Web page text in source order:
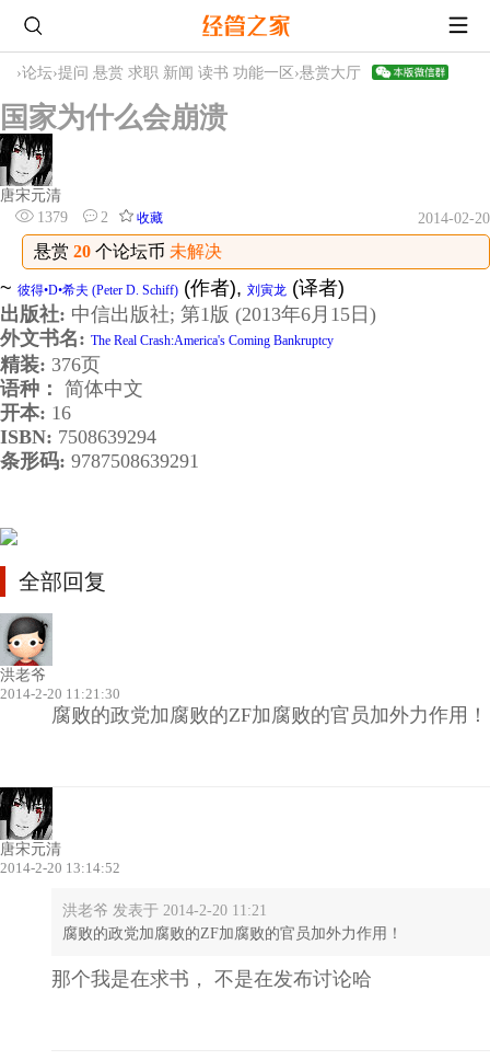
›论坛›提问 悬赏 求职 新闻 读书 功能一区 ›悬赏大厅
国家为什么会崩溃
唐宋元清
1379
2 收藏 2014-02-20
悬赏 20 个论坛币 未解决
~ 彼得•D•希夫 (Peter D. Schiff) (作者), 刘寅龙 (译者)
出版社: 中信出版社; 第1版 (2013年6月15日)
外文书名: The Real Crash:America's Coming Bankruptcy
精装: 376页
语种： 简体中文
开本: 16
ISBN: 7508639294
条形码: 9787508639291
全部回复
洪老爷
2014-2-20 11:21:30
腐败的政党加腐败的ZF加腐败的官员加外力作用！
唐宋元清
2014-2-20 13:14:52
洪老爷 发表于 2014-2-20 11:21
腐败的政党加腐败的ZF加腐败的官员加外力作用！
那个我是在求书， 不是在发布讨论哈